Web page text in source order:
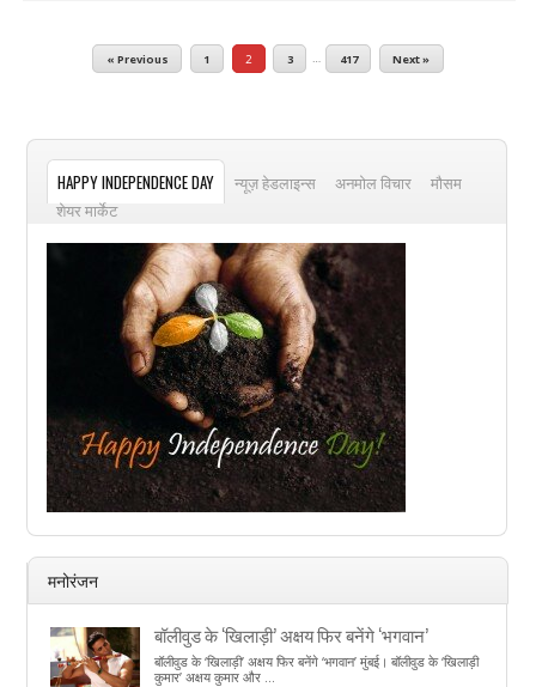
« Previous 1 2 3 … 417 Next »
HAPPY INDEPENDENCE DAY न्यूज़ हेडलाइन्स अनमोल विचार
मौसम
शेयर मार्केट
मनोरंजन
बॉलीवुड के ‘खिलाड़ी’ अक्षय फिर बनेंगे ‘भगवान’
बॉलीवुड के ‘खिलाड़ी’ अक्षय फिर बनेंगे ‘भगवान’ मुंबई। बॉलीवुड के ‘खिलाड़ी
कुमार’ अक्षय कुमार और ...